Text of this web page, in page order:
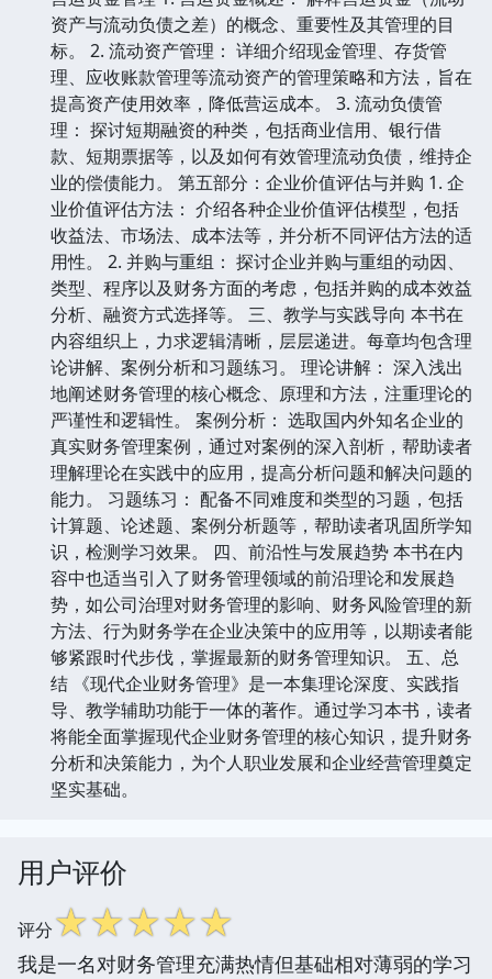
资产与流动负债之差）的概念、重要性及其管理的目
标。 2. 流动资产管理： 详细介绍现金管理、存货管
理、应收账款管理等流动资产的管理策略和方法，旨在
提高资产使用效率，降低营运成本。 3. 流动负债管
理： 探讨短期融资的种类，包括商业信用、银行借
款、短期票据等，以及如何有效管理流动负债，维持企
业的偿债能力。 第五部分：企业价值评估与并购 1. 企
业价值评估方法： 介绍各种企业价值评估模型，包括
收益法、市场法、成本法等，并分析不同评估方法的适
用性。 2. 并购与重组： 探讨企业并购与重组的动因、
类型、程序以及财务方面的考虑，包括并购的成本效益
分析、融资方式选择等。 三、教学与实践导向 本书在
内容组织上，力求逻辑清晰，层层递进。每章均包含理
论讲解、案例分析和习题练习。 理论讲解： 深入浅出
地阐述财务管理的核心概念、原理和方法，注重理论的
严谨性和逻辑性。 案例分析： 选取国内外知名企业的
真实财务管理案例，通过对案例的深入剖析，帮助读者
理解理论在实践中的应用，提高分析问题和解决问题的
能力。 习题练习： 配备不同难度和类型的习题，包括
计算题、论述题、案例分析题等，帮助读者巩固所学知
识，检测学习效果。 四、前沿性与发展趋势 本书在内
容中也适当引入了财务管理领域的前沿理论和发展趋
势，如公司治理对财务管理的影响、财务风险管理的新
方法、行为财务学在企业决策中的应用等，以期读者能
够紧跟时代步伐，掌握最新的财务管理知识。 五、总
结 《现代企业财务管理》是一本集理论深度、实践指
导、教学辅助功能于一体的著作。通过学习本书，读者
将能全面掌握现代企业财务管理的核心知识，提升财务
分析和决策能力，为个人职业发展和企业经营管理奠定
坚实基础。
用户评价
评分☆☆☆☆☆
我是一名对财务管理充满热情但基础相对薄弱的学习